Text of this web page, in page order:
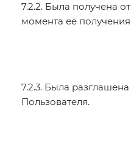
7.2.2. Была получена
момента её
7.2.3. Была разглашена
Пользователя.